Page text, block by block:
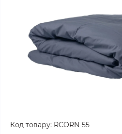
Код товару: RCORN-55